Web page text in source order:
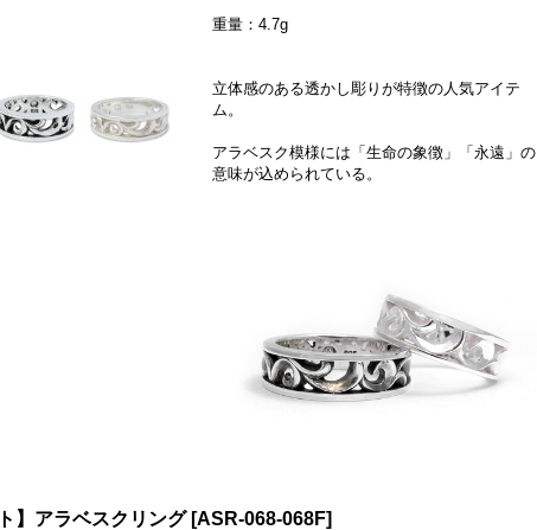
重量：4.7g
立体感のある透かし彫りが特徴の人気アイテ
ム。
アラベスク模様には「生命の象徴」「永遠」の
意味が込められている。
】アラベスクリング [ASR-068-068F]